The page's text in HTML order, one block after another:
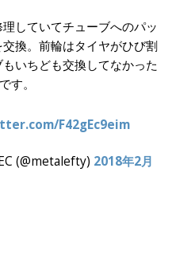
していてチューブへのパッ
換。前輪はタイヤがひび割
いちども交換してなかった
す。
F42gEc9eim
(@metalefty) 2018年2月